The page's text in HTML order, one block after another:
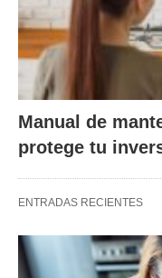
Manual de
protege tu
ENTRADAS RECIENTES